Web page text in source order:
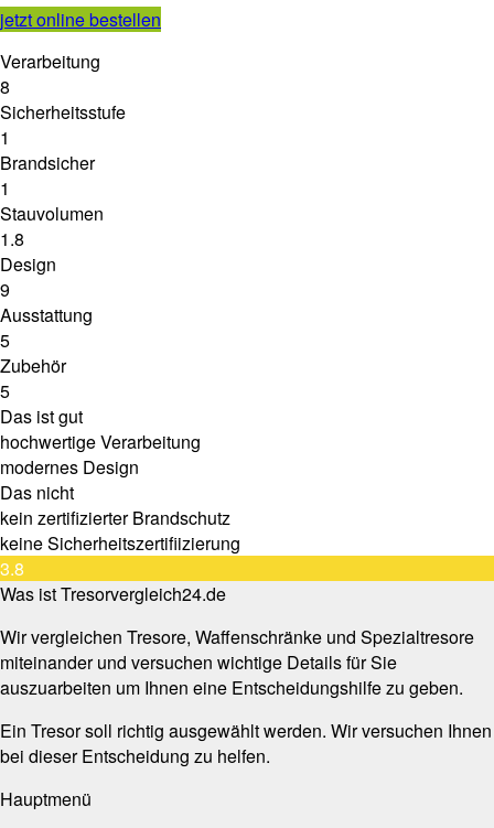
jetzt online bestellen
Verarbeitung
8
Sicherheitsstufe
1
Brandsicher
1
Stauvolumen
1.8
Design
9
Ausstattung
5
Zubehör
5
Das ist gut
hochwertige Verarbeitung
modernes Design
Das nicht
kein zertifizierter Brandschutz
keine Sicherheitszertifiizierung
3.8
Was ist Tresorvergleich24.de
Wir vergleichen Tresore, Waffenschränke und Spezialtresore
miteinander und versuchen wichtige Details für Sie
auszuarbeiten um Ihnen eine Entscheidungshilfe zu geben.
Ein Tresor soll richtig ausgewählt werden. Wir versuchen Ihnen
bei dieser Entscheidung zu helfen.
Hauptmenü